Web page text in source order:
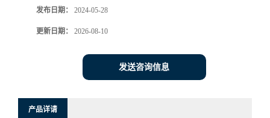
发布日期： 2024-05-28
更新日期： 2026-08-10
发送咨询信息
产品详请